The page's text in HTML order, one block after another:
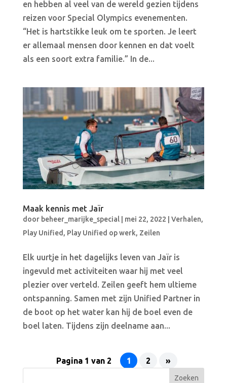
en hebben al veel van de wereld gezien tijdens
reizen voor Special Olympics evenementen.
“Het is hartstikke leuk om te sporten. Je leert
er allemaal mensen door kennen en dat voelt
als een soort extra familie.” In de...
Maak kennis met Jaïr
door beheer_marijke_special| mei 22, 2022 Verhalen,
Play Unified, Play Unified op werk, Zeilen
Elk uurtje in het dagelijks leven van Jaïr is
ingevuld met activiteiten waar hij met veel
plezier over verteld. Zeilen geeft hem ultieme
ontspanning. Samen met zijn Unified Partner in
de boot op het water kan hij de boel even de
boel laten. Tijdens zijn deelname aan...
Pagina 1 van 2 1 2 »
Zoeken